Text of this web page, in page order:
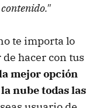
te importa lo
hacer con tus
mejor opción
nube todas las